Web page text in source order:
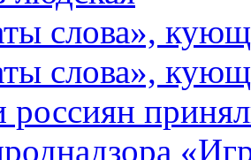
слова»,
слова»,
россиян